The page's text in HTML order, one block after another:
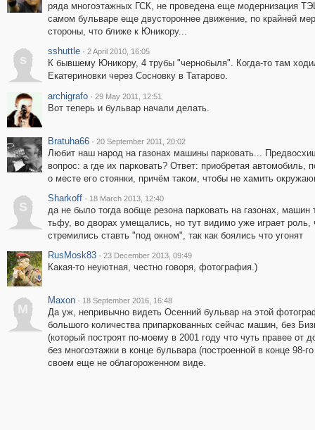
ряда многоэтажных ГСК, не проведена еще модернизация
самом бульваре еще двустороннее движение, по крайней
стороны, что ближе к Юникору...
s
sshuttle · 2 April 2010, 16:05
К бывшему Юникору, 4 трубы "чернобыля". Когда-то там
Екатериновки через Сосновку в Татарово.
archigrafo · 29 May 2011, 12:51
Вот теперь и бульвар начали делать.
Bratuha66 · 20 September 2011, 20:02
Любит наш народ на газонах машины парковать...
вопрос: а где их парковать? Ответ: приобретая автомобиль,
о месте его стоянки, причём таком, чтобы не хамить
S
Sharkoff · 18 March 2013, 12:40
да не было тогда вобще резона парковать на газонах, машин
тьфу, во дворах умещались, но тут видимо уже играет роль,
стремились ставть "под окном", так как боялись что угонят
RusMosk83 · 23 December 2013, 09:49
Какая-то неуютная, честно говоря, фотография.)
M
Maxon · 18 September 2016, 16:48
Да уж, непривычно видеть Осенний бульвар на этой
большого количества припаркованных сейчас машин, без
(который построят по-моему в 2001 году что чуть правее от
без многоэтажки в конце бульвара (построенной в конце 98-
своем еще не облагороженном виде.